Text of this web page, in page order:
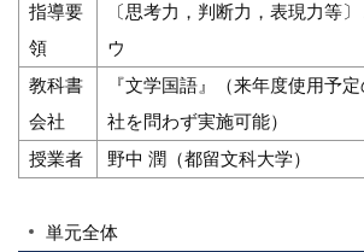
指導要
領
〔思考力，判断力，表現力等〕
ウ
教科書
会社
『文学国語』（来年度使用予
社を問わず実施可能）
授業者
野中 潤（都留文科大学）
単元全体